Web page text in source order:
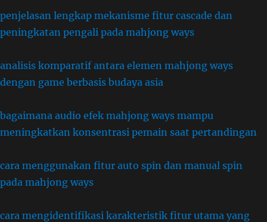
penjelasan lengkap mekanisme fitur cascade dan
peningkatan pengali pada mahjong ways
analisis komparatif antara elemen mahjong ways
dengan game berbasis budaya asia
bagaimana audio efek mahjong ways mampu
meningkatkan konsentrasi pemain saat pertandingan
cara menggunakan fitur auto spin dan manual spin
pada mahjong ways
cara mengidentifikasi karakteristik fitur utama yang